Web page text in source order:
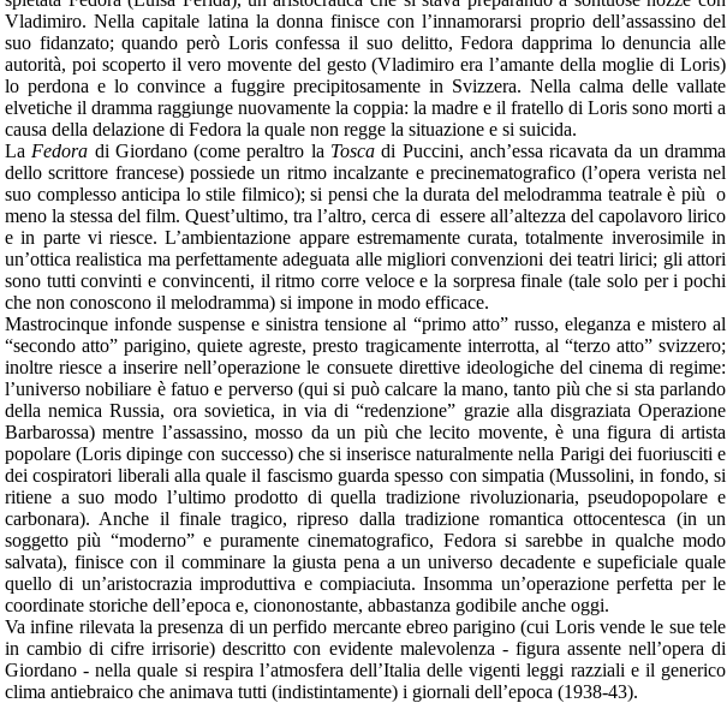
Vladimiro. Nella capitale latina la donna finisce con l’innamorarsi proprio dell’assassino del
suo fidanzato; quando però Loris confessa il suo delitto, Fedora dapprima lo denuncia alle
autorità, poi scoperto il vero movente del gesto (Vladimiro era l’amante della moglie di Loris)
lo perdona e lo convince a fuggire precipitosamente in Svizzera. Nella calma delle vallate
elvetiche il dramma raggiunge nuovamente la coppia: la madre e il fratello di Loris sono morti a
causa della delazione di Fedora la quale non regge la situazione e si suicida.
La Fedora di Giordano (come peraltro la Tosca di Puccini, anch’essa ricavata da un dramma
dello scrittore francese) possiede un ritmo incalzante e precinematografico (l’opera verista nel
suo complesso anticipa lo stile filmico); si pensi che la durata del melodramma teatrale è più o
meno la stessa del film. Quest’ultimo, tra l’altro, cerca di essere all’altezza del capolavoro lirico
e in parte vi riesce. L’ambientazione appare estremamente curata, totalmente inverosimile in
un’ottica realistica ma perfettamente adeguata alle migliori convenzioni dei teatri lirici; gli attori
sono tutti convinti e convincenti, il ritmo corre veloce e la sorpresa finale (tale solo per i pochi
che non conoscono il melodramma) si impone in modo efficace.
Mastrocinque infonde suspense e sinistra tensione al “primo atto” russo, eleganza e mistero al
“secondo atto” parigino, quiete agreste, presto tragicamente interrotta, al “terzo atto” svizzero;
inoltre riesce a inserire nell’operazione le consuete direttive ideologiche del cinema di regime:
l’universo nobiliare è fatuo e perverso (qui si può calcare la mano, tanto più che si sta parlando
della nemica Russia, ora sovietica, in via di “redenzione” grazie alla disgraziata Operazione
Barbarossa) mentre l’assassino, mosso da un più che lecito movente, è una figura di artista
popolare (Loris dipinge con successo) che si inserisce naturalmente nella Parigi dei fuoriusciti e
dei cospiratori liberali alla quale il fascismo guarda spesso con simpatia (Mussolini, in fondo, si
ritiene a suo modo l’ultimo prodotto di quella tradizione rivoluzionaria, pseudopopolare e
carbonara). Anche il finale tragico, ripreso dalla tradizione romantica ottocentesca (in un
soggetto più “moderno” e puramente cinematografico, Fedora si sarebbe in qualche modo
salvata), finisce con il comminare la giusta pena a un universo decadente e supeficiale quale
quello di un’aristocrazia improduttiva e compiaciuta. Insomma un’operazione perfetta per le
coordinate storiche dell’epoca e, ciononostante, abbastanza godibile anche oggi.
Va infine rilevata la presenza di un perfido mercante ebreo parigino (cui Loris vende le sue tele
in cambio di cifre irrisorie) descritto con evidente malevolenza - figura assente nell’opera di
Giordano - nella quale si respira l’atmosfera dell’Italia delle vigenti leggi razziali e il generico
clima antiebraico che animava tutti (indistintamente) i giornali dell’epoca (1938-43).